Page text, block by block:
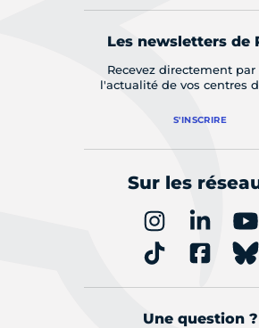
Les newsletters de
Recevez directement
l'actualité de vos centres
S'INSCRIRE
Sur les
Une question ?